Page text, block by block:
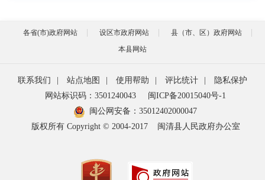
各省(市)政府网站 设区市政府网站
县（市、区）政府网站
本县网站
联系我们 站点地图 使用帮助 评比统计
隐私保护
网站标识码：3501240043
闽ICP备20015040号-1
闽公网安备： 35012402000047
版权所有 Copyright © 2004-2017
闽清县人民政府办公室